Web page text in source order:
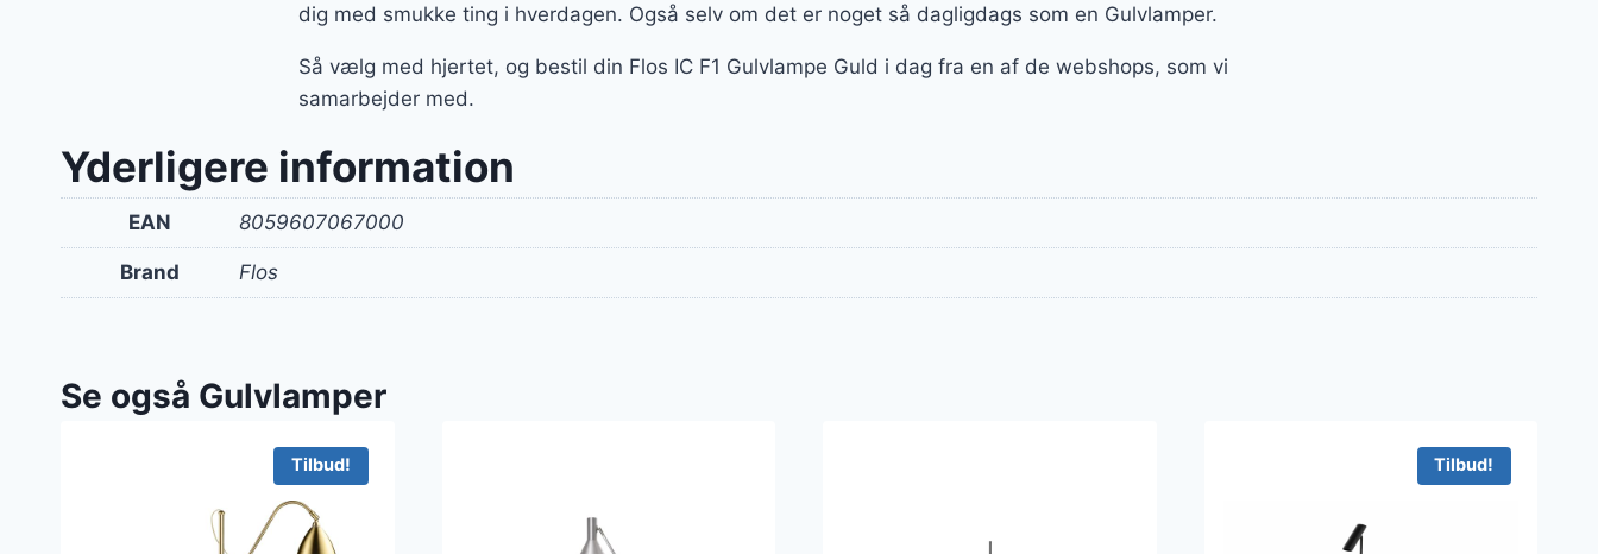
dig med smukke ting i hverdagen. Også selv om det er noget så dagligdags som en Gulvlamper.
Så vælg med hjertet, og bestil din Flos IC F1 Gulvlampe Guld i dag fra en af de webshops, som vi
samarbejder med.
Yderligere information
EAN 8059607067000
Brand Flos
Se også Gulvlamper
Tilbud! Tilbud!